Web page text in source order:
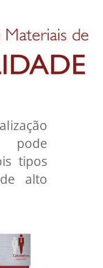
pode
tipos
alto